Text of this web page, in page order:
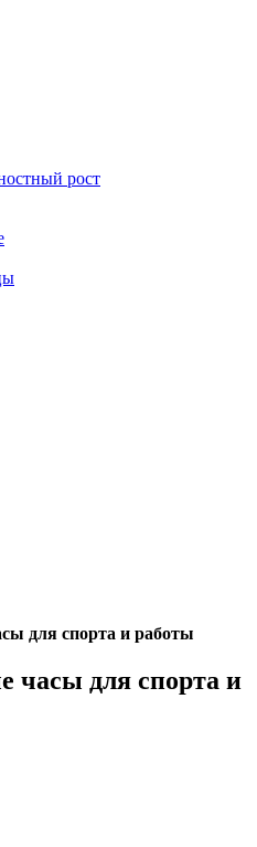
рост
для спорта и работы
часы для спорта и